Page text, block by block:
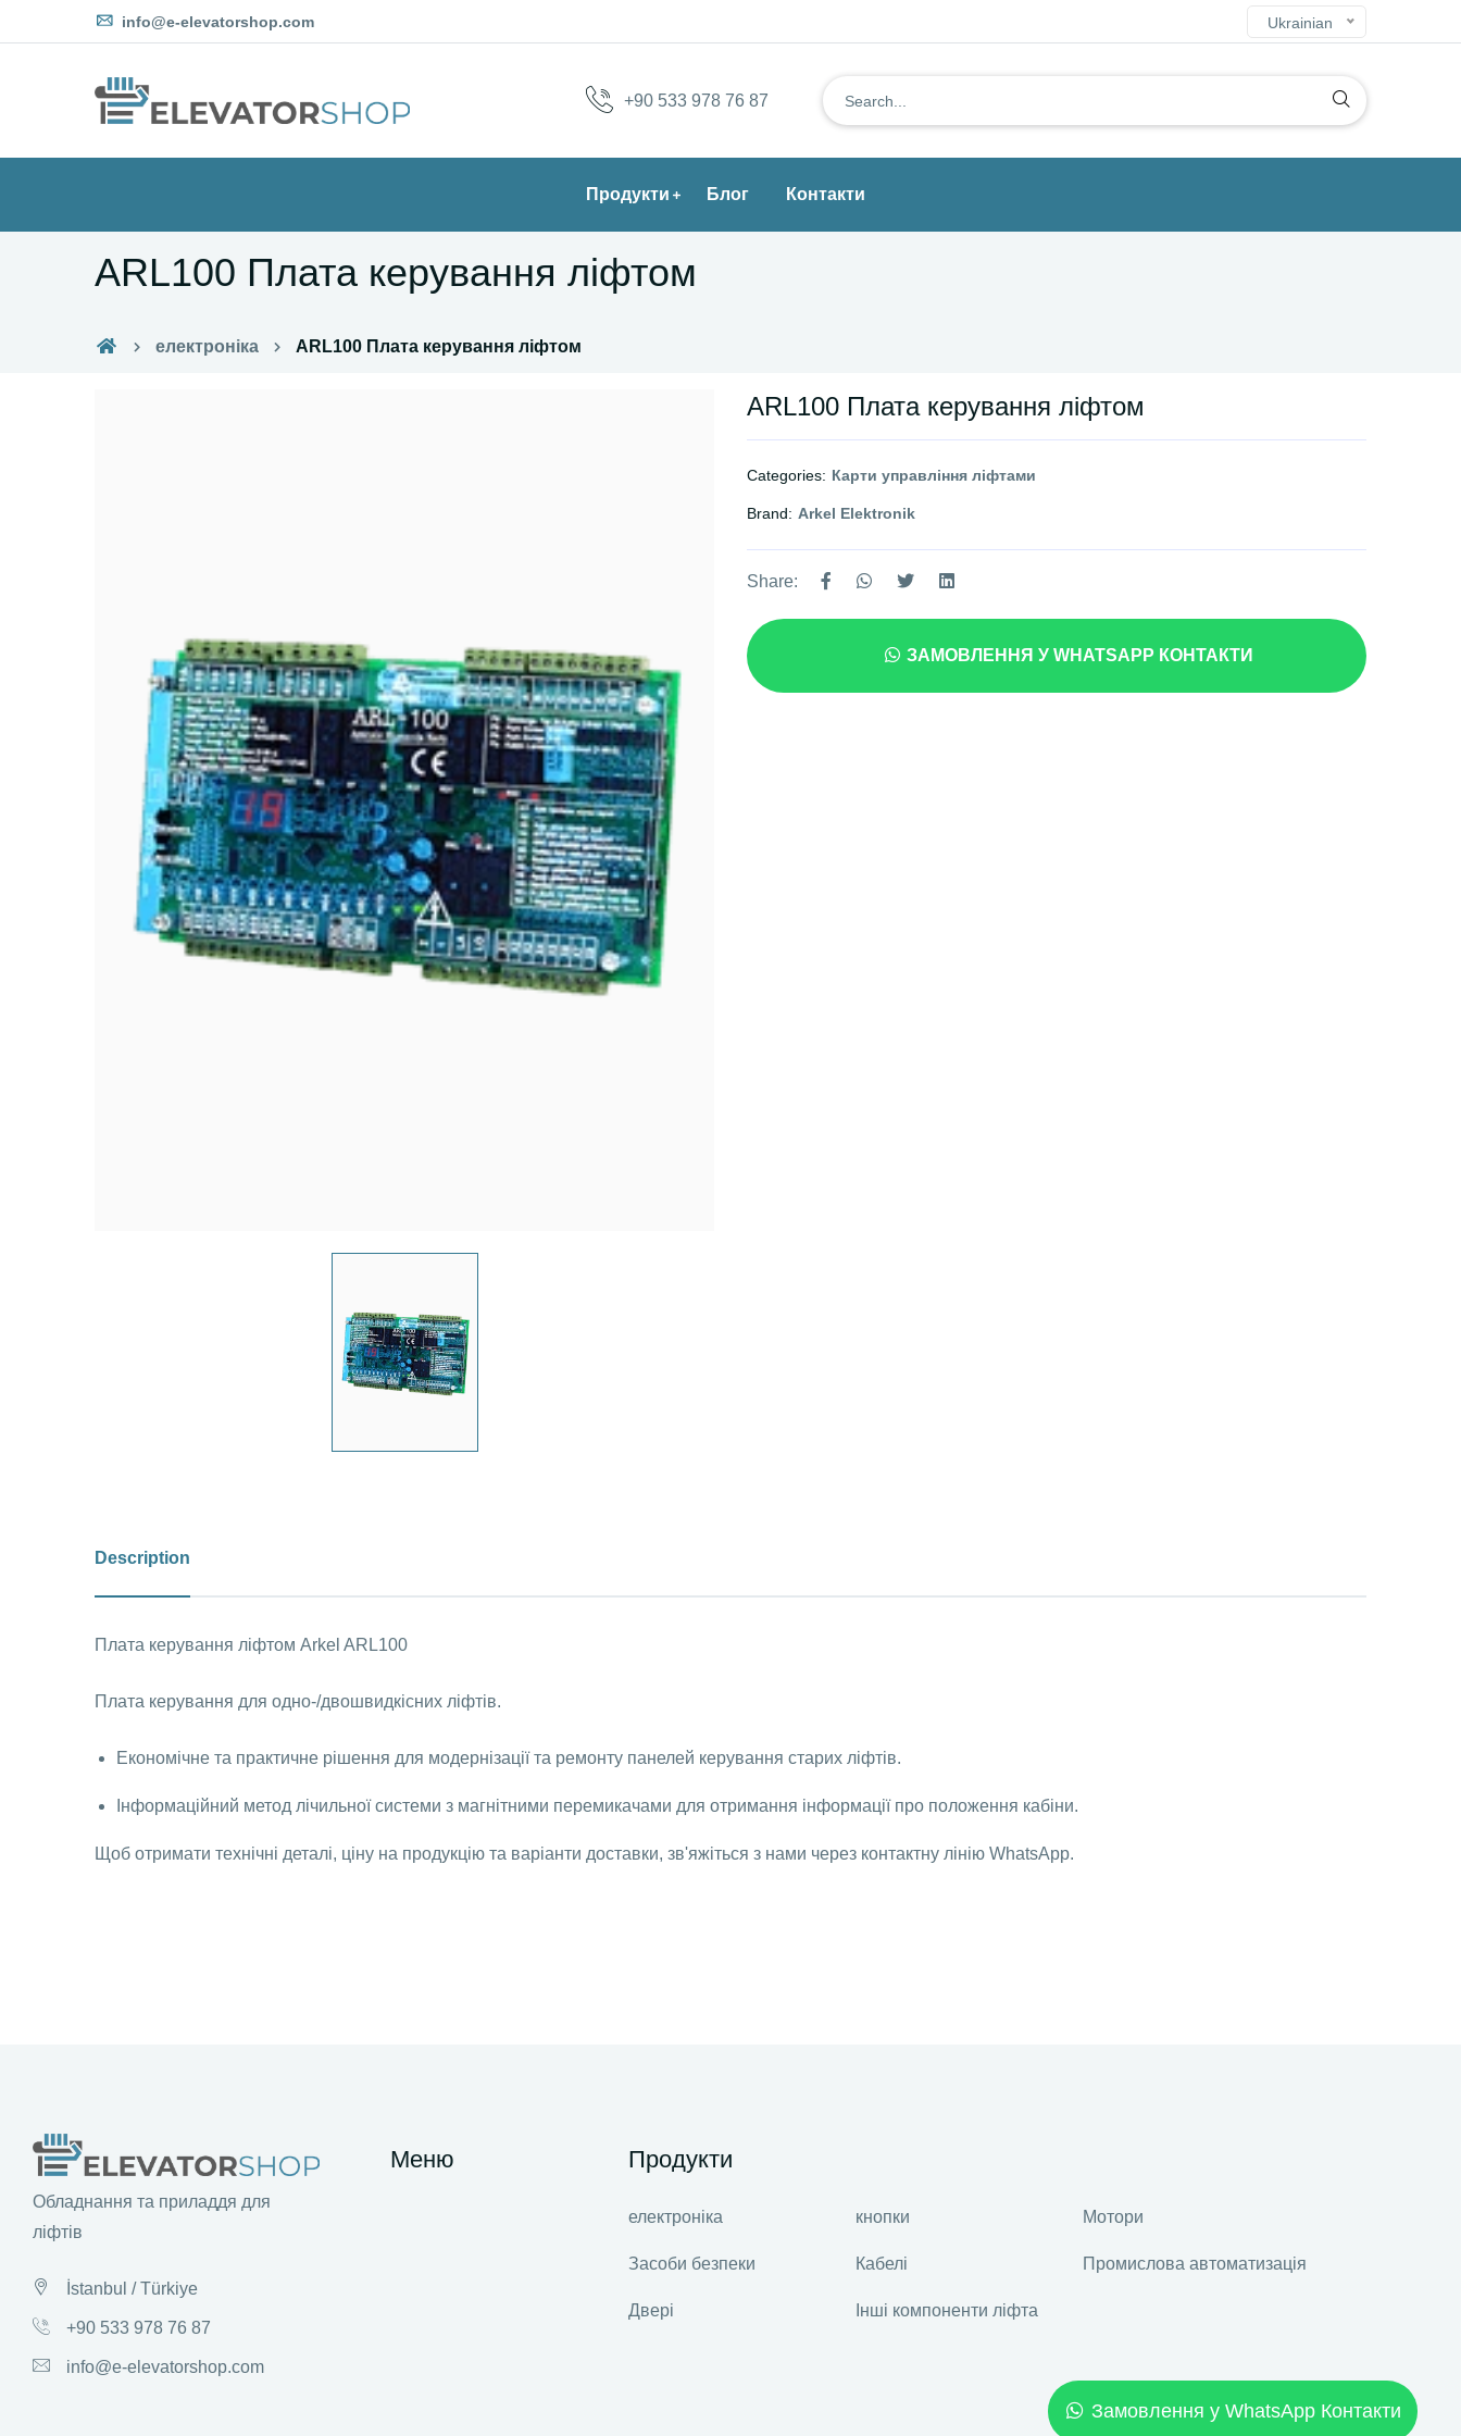
info@e-elevatorshop.com Ukrainian
+90 533 978 76 87
Продукти Блог Контакти
ARL100 Плата керування ліфтом
електроніка ARL100 Плата керування ліфтом
ARL100 Плата керування ліфтом
Categories: Карти управління ліфтами
Brand: Arkel Elektronik
Share:
ЗАМОВЛЕННЯ У WHATSAPP КОНТАКТИ
Description
Плата керування ліфтом Arkel ARL100
Плата керування для одно-/двошвидкісних ліфтів.
Економічне та практичне рішення для модернізації та ремонту панелей керування старих ліфтів.
Інформаційний метод лічильної системи з магнітними перемикачами для отримання інформації про положення кабіни.
Щоб отримати технічні деталі, ціну на продукцію та варіанти доставки, зв'яжіться з нами через контактну лінію WhatsApp.
Обладнання та приладдя для
ліфтів
İstanbul / Türkiye
+90 533 978 76 87
info@e-elevatorshop.com
Меню Продукти
електроніка кнопки Мотори
Засоби безпеки Кабелі Промислова автоматизація
Двері Інші компоненти ліфта
Замовлення у WhatsApp Контакти